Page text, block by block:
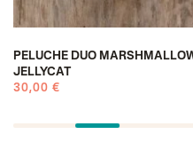
PELUCHE DUO
JELLYCAT
30,00 €